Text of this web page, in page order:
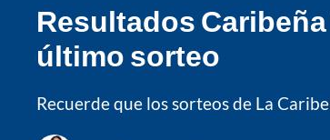
Resultados
último sorteo
Recuerde que los sorteos de La